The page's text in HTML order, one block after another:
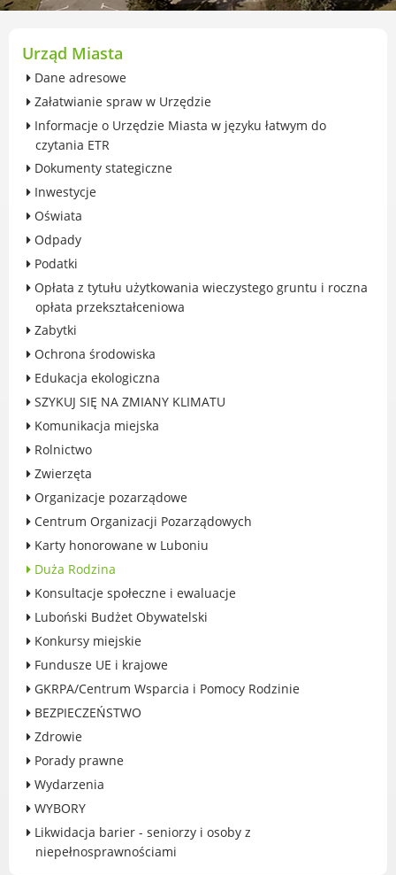
przekształceniowa
Ochrona środowiska
Edukacja ekologiczna
SZYKUJ SIĘ NA ZMIANY KLIMATU
Komunikacja miejska
Rolnictwo
Zwierzęta
Organizacje pozarządowe
Konsultacje społeczne i ewaluacje
Luboński Budżet Obywatelski
GKRPA/Centrum Wsparcia i Pomocy
Rodzinie
BEZPIECZEŃSTWO
Zdrowie
Porady prawne
Wydarzenia
WYBORY
Likwidacja barier - seniorzy i osoby z
niepełnosprawnościami
MIASTO LUBOŃ
Władze Miasta
Przemysłowej
Śladami historii Lubonia
Kultura
Komenda Straży Miejskiej Miasta
Urząd Miasta
Dane adresowe
Załatwianie spraw w Urzędzie
Informacje o Urzędzie Miasta w języku łatwym do
czytania ETR
Dokumenty stategiczne
Inwestycje
Oświata
Odpady
Podatki
Opłata z tytułu użytkowania wieczystego gruntu i roczna
opłata przekształceniowa
Zabytki
Ochrona środowiska
Edukacja ekologiczna
SZYKUJ SIĘ NA ZMIANY KLIMATU
Komunikacja miejska
Rolnictwo
Zwierzęta
Organizacje pozarządowe
Centrum Organizacji Pozarządowych
Karty honorowane w Luboniu
Duża Rodzina
Konsultacje społeczne i ewaluacje
Luboński Budżet Obywatelski
Konkursy miejskie
Fundusze UE i krajowe
GKRPA/Centrum Wsparcia i Pomocy Rodzinie
BEZPIECZEŃSTWO
Zdrowie
Porady prawne
Wydarzenia
WYBORY
Likwidacja barier - seniorzy i osoby z
niepełnosprawnościami